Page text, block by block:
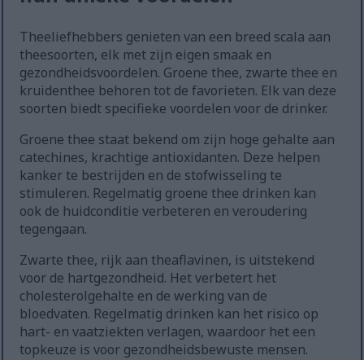
Theeliefhebbers genieten van een breed scala aan
theesoorten, elk met zijn eigen smaak en
gezondheidsvoordelen. Groene thee, zwarte thee en
kruidenthee behoren tot de favorieten. Elk van deze
soorten biedt specifieke voordelen voor de drinker.
Groene thee staat bekend om zijn hoge gehalte aan
catechines, krachtige antioxidanten. Deze helpen
kanker te bestrijden en de stofwisseling te
stimuleren. Regelmatig groene thee drinken kan
ook de huidconditie verbeteren en veroudering
tegengaan.
Zwarte thee, rijk aan theaflavinen, is uitstekend
voor de hartgezondheid. Het verbetert het
cholesterolgehalte en de werking van de
bloedvaten. Regelmatig drinken kan het risico op
hart- en vaatziekten verlagen, waardoor het een
topkeuze is voor gezondheidsbewuste mensen.